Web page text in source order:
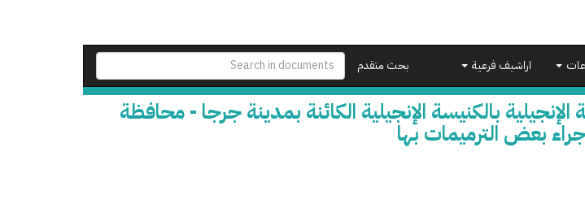
بحث متقدم اراشيف فرعية
بالكنيسة الإنجيلية الكائنة بمدينة جرجا - محافظة
بعض الترميمات بها